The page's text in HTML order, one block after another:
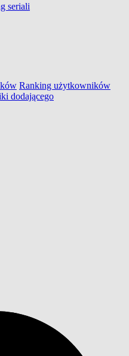
seriali
Ranking użytkowników
dodającego